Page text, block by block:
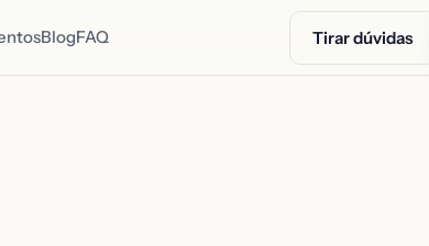
BlogFAQ Tirar dúvidas